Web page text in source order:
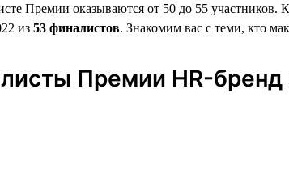
Премии оказываются от 50 до 55
из 53 финалистов. Знакомим вас с теми, кто
Премии HR-бренд